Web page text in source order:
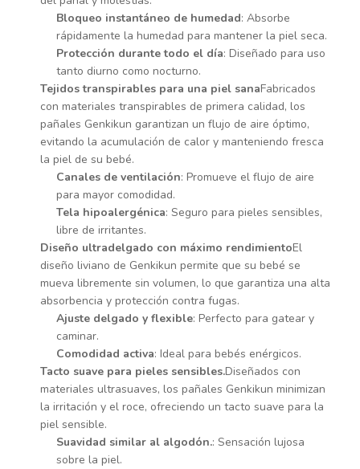
Bloqueo instantáneo de humedad: Absorbe
rápidamente la humedad para mantener la piel seca.
Protección durante todo el día: Diseñado para uso
tanto diurno como nocturno.
Tejidos transpirables para una piel sanaFabricados
con materiales transpirables de primera calidad, los
pañales Genkikun garantizan un flujo de aire óptimo,
evitando la acumulación de calor y manteniendo fresca
la piel de su bebé.
Canales de ventilación: Promueve el flujo de aire
para mayor comodidad.
Tela hipoalergénica: Seguro para pieles sensibles,
libre de irritantes.
Diseño ultradelgado con máximo rendimientoEl
diseño liviano de Genkikun permite que su bebé se
mueva libremente sin volumen, lo que garantiza una alta
absorbencia y protección contra fugas.
Ajuste delgado y flexible: Perfecto para gatear y
caminar.
Comodidad activa: Ideal para bebés enérgicos.
Tacto suave para pieles sensibles.Diseñados con
materiales ultrasuaves, los pañales Genkikun minimizan
la irritación y el roce, ofreciendo un tacto suave para la
piel sensible.
Suavidad similar al algodón.: Sensación lujosa
sobre la piel.